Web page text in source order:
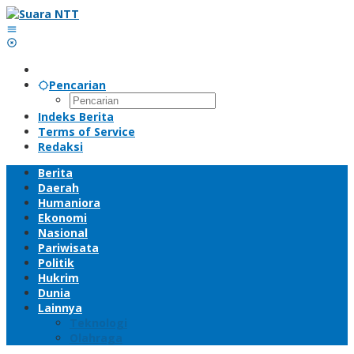
Lewati
ke
konten
Pencarian
Indeks Berita
Terms of Service
Redaksi
Berita
Daerah
Humaniora
Ekonomi
Nasional
Pariwisata
Politik
Hukrim
Dunia
Lainnya
Teknologi
Olahraga